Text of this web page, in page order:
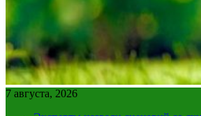
7 августа, 2026